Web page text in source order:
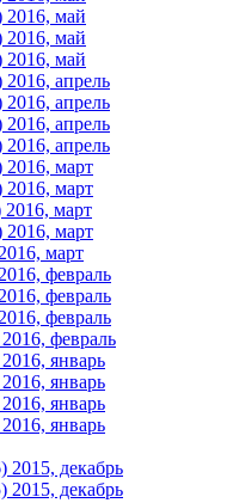
2016, май
2016, май
2016, май
апрель
апрель
апрель
апрель
2016, март
2016, март
март
2016, март
март
февраль
февраль
февраль
февраль
январь
январь
январь
январь
2015, декабрь
2015, декабрь